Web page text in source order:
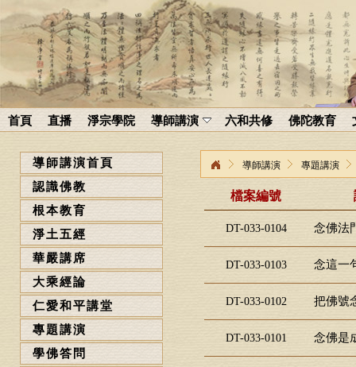
首頁 直播 淨宗學院 導師講演 六和共修 佛陀教育
導師講演首頁
認識佛教
根本教育
淨土五經
華嚴講席
大乘經論
仁愛和平講堂
專題講演
學佛答問
導師講演 專題講演
檔案編號
DT-033-0104 念佛法
DT-033-0103 念這一
DT-033-0102 把佛號
DT-033-0101 念佛是